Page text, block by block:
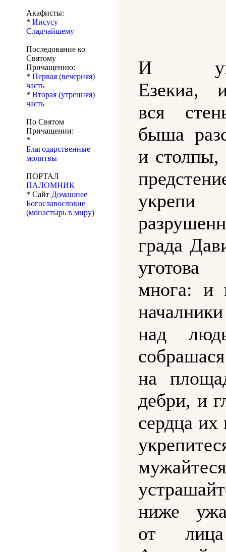
Акафисты:
* Иисусу
Сладчайшему
Последование ко
Святому
Причащению:
* Первая (вечерняя)
часть
* Вторая (утренняя)
часть
По Святом
Причащении:
*
Благодарственные
молитвы
ПОРТАЛ
ПАЛОМНИК
* Сайт Домашнее
Богославословие
(монастырь в миру)
И
Езекиа,
вся
быша
и столпы,
укрепи
града
уготова
многа: и
над
на
дебри, и
сердца их
ниже
от